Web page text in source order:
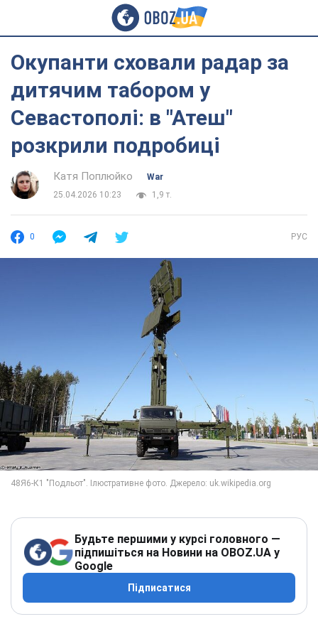
Окупанти сховали радар за
дитячим табором у
Севастополі: в "Атеш"
розкрили подробиці
Катя Поплюйко
War
25.04.2026 10:23
1,9 т.
0 РУС
Будьте першими у курсі головного —
підпишіться на Новини на OBOZ.UA у
Google
Підписатися